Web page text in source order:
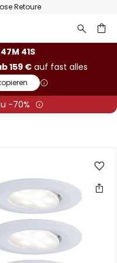
Retoure
40S
159 €auf fast alles
-70%